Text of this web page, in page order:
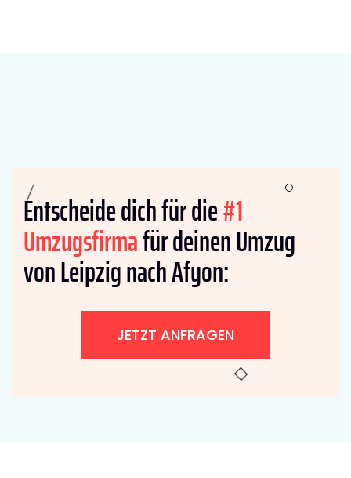
Entscheide dich für die#1
Umzugsfirmafür deinen Umzug
von Leipzig nach Afyon:
JETZT ANFRAGEN